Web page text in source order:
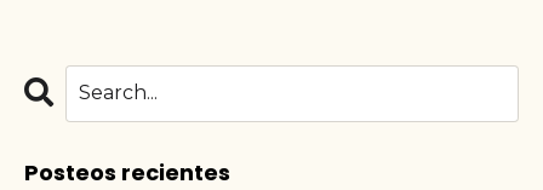
Posteos recientes